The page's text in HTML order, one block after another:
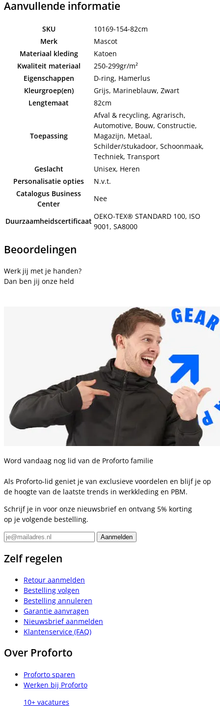
Aanvullende informatie
SKU
10169-154-82cm
Merk
Mascot
Materiaal kleding
Katoen
Kwaliteit materiaal
250-299gr/m²
Eigenschappen
D-ring, Hamerlus
Kleurgroep(en)
Grijs, Marineblauw, Zwart
Lengtemaat
82cm
Toepassing
Afval & recycling, Agrarisch,
Automotive, Bouw, Constructie,
Magazijn, Metaal,
Schilder/stukadoor, Schoonmaak,
Techniek, Transport
Geslacht
Unisex, Heren
Personalisatie opties
N.v.t.
Catalogus Business
Center
Nee
Duurzaamheidscertificaat
OEKO-TEX® STANDARD 100, ISO
9001, SA8000
Beoordelingen
Werk jij met je handen?
Dan ben jij onze held
Word vandaag nog lid van de Proforto familie
Als Proforto-lid geniet je van exclusieve voordelen en blijf je op
de hoogte van de laatste trends in werkkleding en PBM.
Schrijf je in voor onze nieuwsbrief en ontvang 5% korting
op je volgende bestelling.
Zelf regelen
Retour aanmelden
Bestelling volgen
Bestelling annuleren
Garantie aanvragen
Nieuwsbrief aanmelden
Klantenservice (FAQ)
Over Proforto
Proforto sparen
Werken bij Proforto
10+ vacatures